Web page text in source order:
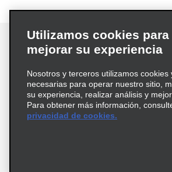
Términos de uso
Política de
Política de cookies
Información de Salud del
© 2026 Enterprise Holdings, Inc. Todos los
Utilizamos cookies para
mejorar su experiencia
Nosotros y terceros utilizamos
necesarias para operar nuestro sitio,
su experiencia, realizar análisis y
Para obtener más información,
privacidad de cookies.